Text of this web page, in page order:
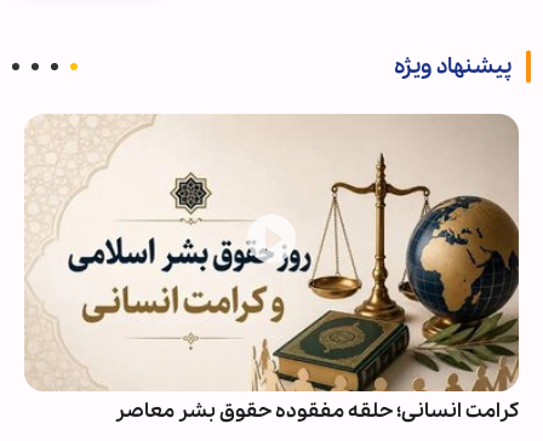
پیشنهاد ویژه
کرامت انسانی؛ حلقه مفقوده حقوق بشر معاصر